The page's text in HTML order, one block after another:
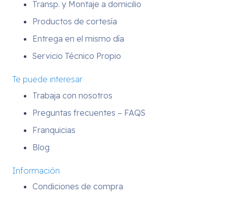
Transp. y Montaje a domicilio
Productos de cortesía
Entrega en el mismo día
Servicio Técnico Propio
Te puede interesar
Trabaja con nosotros
Preguntas frecuentes – FAQS
Franquicias
Blog
Información
Condiciones de compra